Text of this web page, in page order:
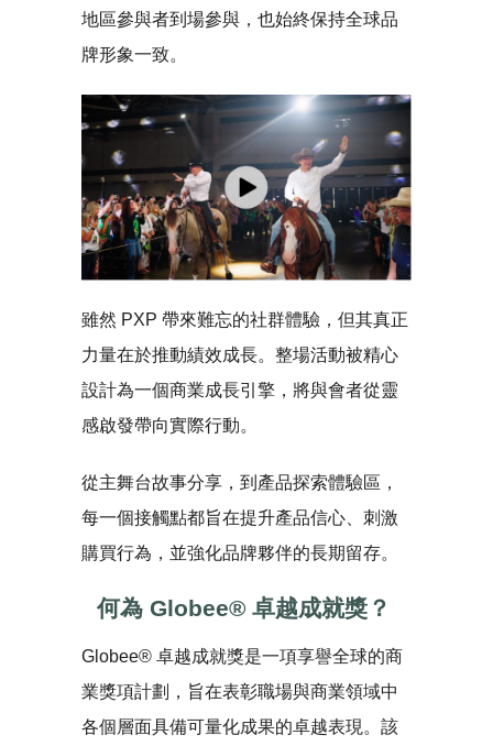
地區參與者到場參與，也始終保持全球品
牌形象一致。
雖然 PXP 帶來難忘的社群體驗，但其真正
力量在於推動績效成長。整場活動被精心
設計為一個商業成長引擎，將與會者從靈
感啟發帶向實際行動。
從主舞台故事分享，到產品探索體驗區，
每一個接觸點都旨在提升產品信心、刺激
購買行為，並強化品牌夥伴的長期留存。
何為Globee® 卓越成就獎？
Globee® 卓越成就獎是一項享譽全球的商
業獎項計劃，旨在表彰職場與商業領域中
各個層面具備可量化成果的卓越表現。該